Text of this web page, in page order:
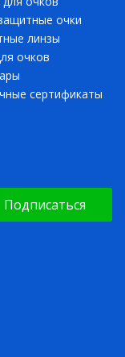
очки
линзы
очков
сертификаты
Подписаться